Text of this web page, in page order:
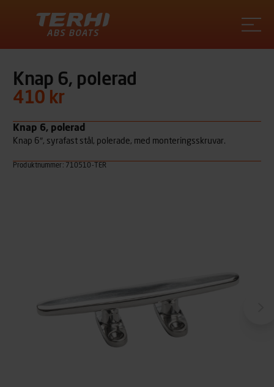
Knap 6, polerad
410 kr
Knap 6, polerad
Knap 6″, syrafast stål, polerade, med monteringsskruvar.
Produktnummer: 710510-TER